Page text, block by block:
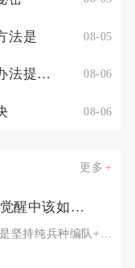
法是 08-05
花千骨手游孟玄朗灵宠有没有办法提高其出战的生存能力 08-06
08-06
更多
武将在万国觉醒中该如何配兵